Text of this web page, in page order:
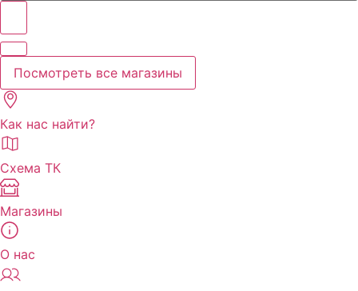
Посмотреть все магазины
Как нас найти?
Схема ТК
Магазины
О нас